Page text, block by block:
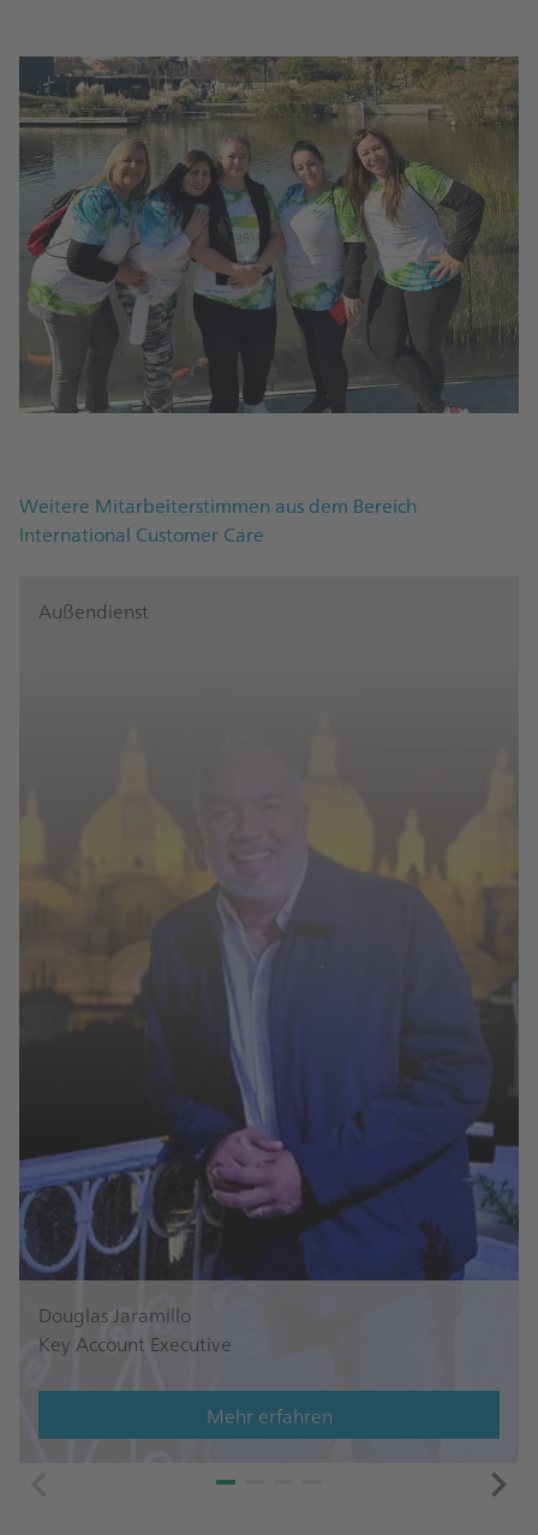
Weitere Mitarbeiterstimmen aus dem Bereich
International Customer Care
Außendienst
Douglas Jaramillo
Key Account Executive
Mehr erfahren